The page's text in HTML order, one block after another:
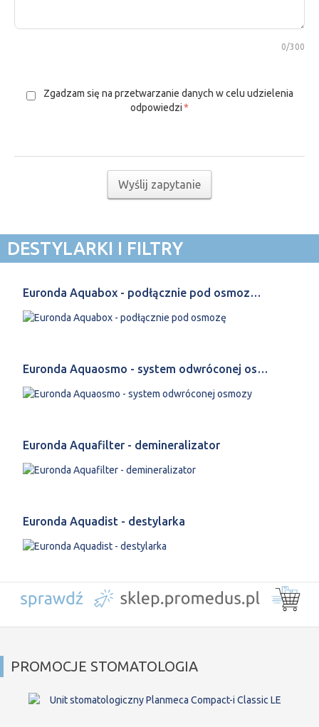
0/300
Zgadzam się na przetwarzanie danych w celu udzielenia
odpowiedzi*
Wyślij zapytanie
DESTYLARKI I FILTRY
Euronda Aquabox - podłącznie pod osmoz…
Euronda Aquaosmo - system odwróconej os…
Euronda Aquafilter - demineralizator
Euronda Aquadist - destylarka
PROMOCJE STOMATOLOGIA